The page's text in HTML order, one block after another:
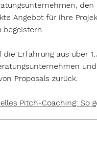
Angebot für ihre
begeistern.
die Erfahrung aus über
Proposals zurück.
Pitch-Coaching: So